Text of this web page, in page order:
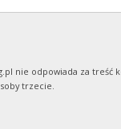
nie odpowiada za treść
trzecie.